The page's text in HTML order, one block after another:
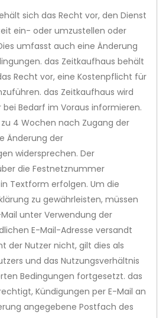
sich das Recht vor, den Dienst
ein- oder umzustellen oder
umfasst auch eine Änderung
das Zeitkaufhaus behält
Recht vor, eine Kostenpflicht für
das Zeitkaufhaus wird
Bedarf im Voraus informieren.
4 Wochen nach Zugang der
Änderung der
widersprechen. Der
die Festnetznummer
Textform erfolgen. Um die
zu gewährleisten, müssen
unter Verwendung der
E-Mail-Adresse versandt
der Nutzer nicht, gilt dies als
und das Nutzungsverhältnis
Bedingungen fortgesetzt. das
Kündigungen per E-Mail an
angegebene Postfach des